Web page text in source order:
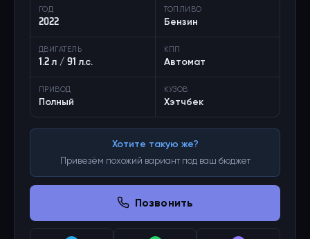
ГОД
2022
ТОПЛИВО
Бензин
ДВИГАТЕЛЬ
1.2 л / 91 л.с.
КПП
Автомат
ПРИВОД
Полный
КУЗОВ
Хэтчбек
Хотите такую же?
Привезём похожий вариант под ваш бюджет
Позвонить